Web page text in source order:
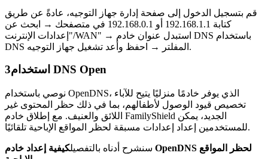
قم بتسجيل الدخول إلى صفحة إدارة جهاز التوجيه، عادةً عن طريق
كتابة 192.168.1.1 أو 192.168.0.1 في متصفحك → ابحث عن
"إعدادات الإنترنت/WAN" → استبدل عنوان خادم DNS باستخدام
DNS المفلتر → احفظ وأعد تشغيل جهاز التوجيه.
3 استخدام DNS Open
نوصي باستخدام OpenDNS، الذي يوفر خادمًا منزليًا يتيح للآباء
تخصيص قيود الوصول لأطفالهم، بما في ذلك حظر المحتوى غير
اللائق والعنيف. مع إطلاق خادم FamilyShield الجديد، يمكن
للمستخدمين إعداد إعدادات مسبقة لحظر المواقع الإباحية تلقائيًا.
سنشرح أدناه بالتفصيلكيفية إعداد خادم OpenDNS لحظر المواقع